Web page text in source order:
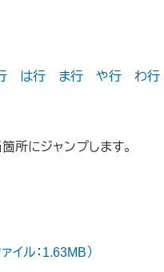
は行 ま行 や行 わ行
所にジャンプします。
イル：1.63MB）